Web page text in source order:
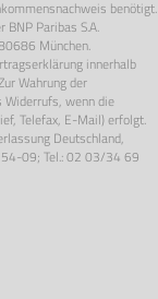
benötigt.
Paribas S.A.
München.
innerhalb
Wahrung der
wenn die
Telefax, E-Mail) erfolgt.
Deutschland,
09; Tel.: 02 03/34 69